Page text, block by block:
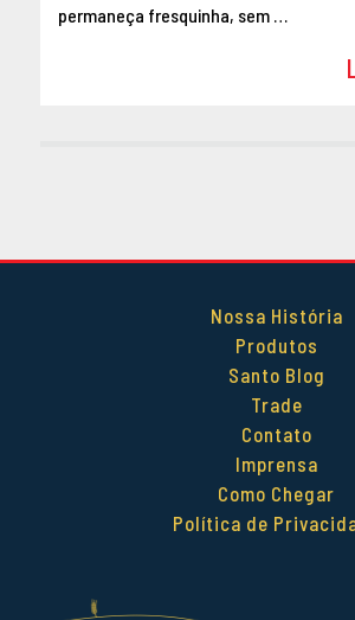
MARÇO 2015
permaneça fresquinha, sem …
Nossa História
Produtos
Santo Blog
Trade
Contato
Imprensa
Como Chegar
Política de